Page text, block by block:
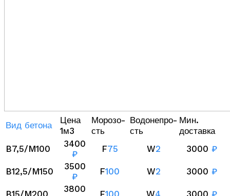
Вид бетона
Цена
1м3
Морозо-
сть
Водонепро-
сть
Мин.
доставка
B7,5/M100
3400
₽
F75 W2 3000 ₽
B12,5/M150
3500
₽
F100 W2 3000 ₽
3800